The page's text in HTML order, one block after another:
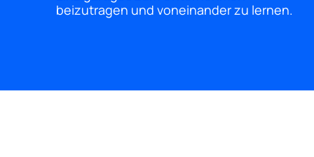
beizutragen und voneinander zu lernen.